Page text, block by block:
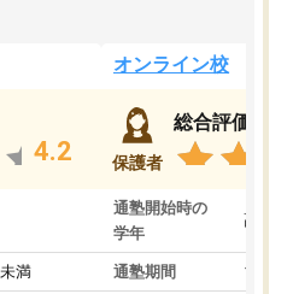
4.2
満
オンライン校
保護者
総合評価
通塾開始時の
学年
高3
通塾期間 1～3